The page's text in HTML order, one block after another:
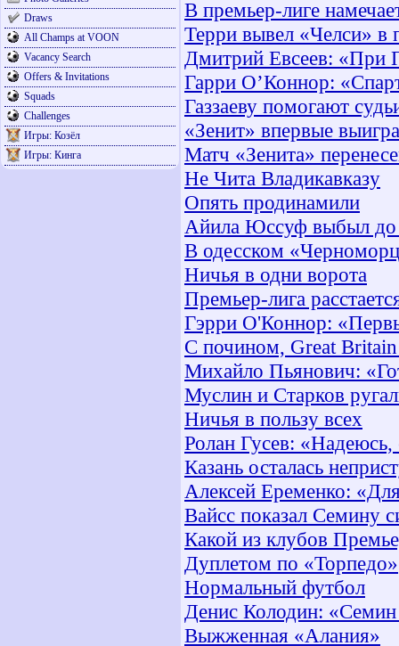
Draws
All Champs at VOON
Vacancy Search
Offers & Invitations
Squads
Challenges
Игры: Козёл
Игры: Кинга
В премьер-лиге
Терри вывел «Челси» в
Дмитрий Евсеев: «При
Гарри О’Коннор:
Газзаеву помогают
«Зенит» впервые
Матч «Зенита»
Не Чита Владикавказу
Опять продинамили
Айила Юссуф выбыл до
В одесском
Ничья в одни ворота
Премьер-лига
Гэрри О'Коннор:
С почином, Great
Михайло Пьянович:
Муслин и Старков
Ничья в пользу всех
Ролан Гусев:
Казань осталась
Алексей Еременко:
Вайсс показал Семину
Какой из клубов
Дуплетом по «Торпедо»
Нормальный футбол
Денис Колодин: «Семин
Выжженная «Алания»